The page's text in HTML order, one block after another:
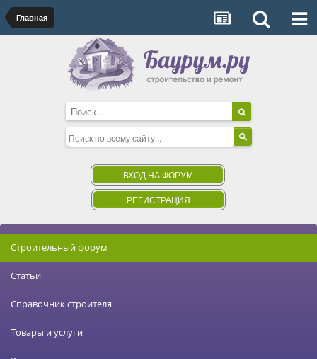
Главная
ВХОД НА ФОРУМ
РЕГИСТРАЦИЯ
Строительный форум
Статьи
Справочник строителя
Товары и услуги